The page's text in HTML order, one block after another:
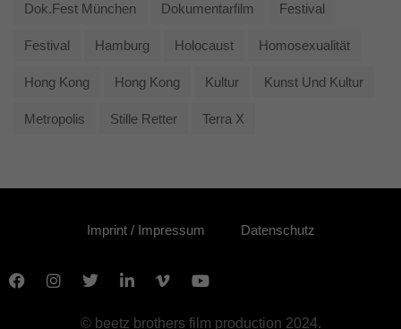
Dok.fest München Dokumentarfilm Festival
Festival Hamburg Holocaust Homosexualität
Hong Kong Hong Kong Kultur Kunst Und Kultur
Metropolis Stille Retter Terra X
Imprint / Impressum Datenschutz
© beetz brothers film production 2024.